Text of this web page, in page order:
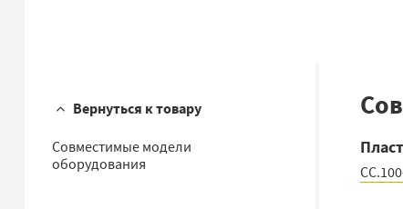
Вернуться к товару
Совместимые модели
оборудования